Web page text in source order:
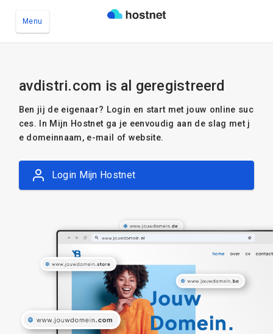
Menu
avdistri.com is al geregistreerd
Ben jij de eigenaar? Login en start met jouw online suc
ces. In Mijn Hostnet ga je eenvoudig aan de slag met j
e domeinnaam, e-mail of website.
Login Mijn Hostnet